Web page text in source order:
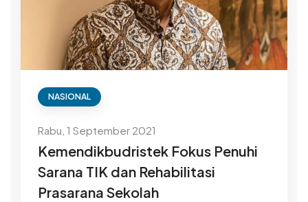
NASIONAL
Rabu, 1 September 2021
Kemendikbudristek Fokus Penuhi
Sarana TIK dan Rehabilitasi
Prasarana Sekolah